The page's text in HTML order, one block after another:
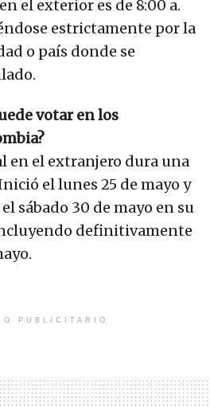
el exterior es de 8:00 a.
estrictamente por la
o país donde se
votar en los
en el extranjero dura una
el lunes 25 de mayo y
sábado 30 de mayo en su
definitivamente
PUBLICITARIO